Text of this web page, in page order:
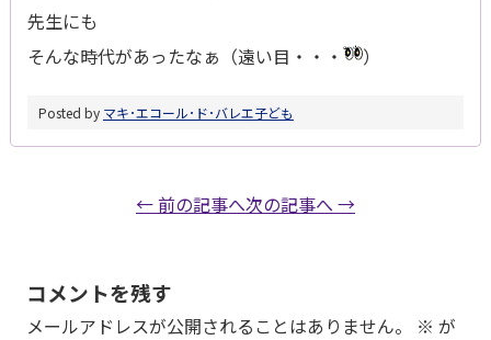
先生にも
そんな時代があったなぁ（遠い目・・・
）
Posted by マキ･エコール･ド･バレエ子ども
← 前の記事へ次の記事へ →
コメントを残す
メールアドレスが公開されることはありません。 ※ が